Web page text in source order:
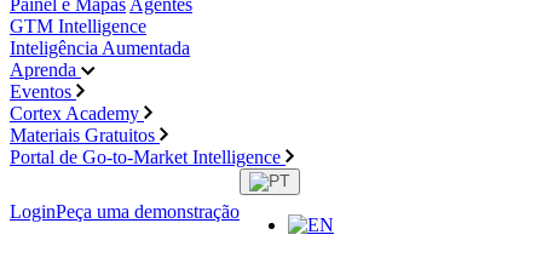
Painel e Mapas Agentes
GTM Intelligence
Inteligência Aumentada
Aprenda
Eventos
Cortex Academy
Materiais Gratuitos
Portal de Go-to-Market Intelligence
LoginPeça uma demonstração